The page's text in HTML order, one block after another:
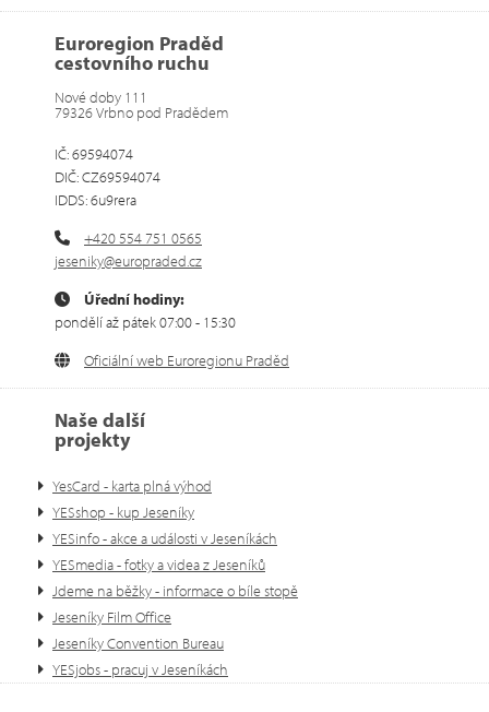
Euroregion Praděd
cestovního ruchu
Nové doby 111
79326 Vrbno pod Pradědem
IČ: 69594074
DIČ: CZ69594074
IDDS: 6u9rera
+420 554 751 0565
jeseniky@europraded.cz
Úřední hodiny:
pondělí až pátek 07:00 - 15:30
Oficiální web Euroregionu Praděd
Naše další
projekty
YesCard - karta plná výhod
YESshop - kup Jeseníky
YESinfo - akce a události v Jeseníkách
YESmedia - fotky a videa z Jeseníků
Jdeme na běžky - informace o bíle stopě
Jeseníky Film Office
Jeseníky Convention Bureau
YESjobs - pracuj v Jeseníkách